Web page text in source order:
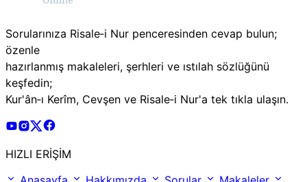
Sorularınıza Risale‑i Nur penceresinden cevap bulun;
özenle
hazırlanmış makaleleri, şerhleri ve ıstılah sözlüğünü
keşfedin;
Kur'ân‑ı Kerîm, Cevşen ve Risale‑i Nur'a tek tıkla ulaşın.
Risale Online Youtube Hesabı
Risale Online Instagram Hesabı
Risale Online X Hesabı
HIZLI ERİŞİM